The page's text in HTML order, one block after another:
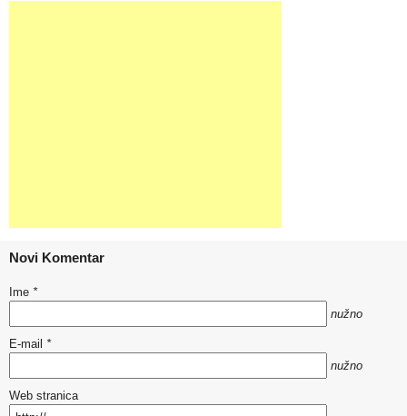
Novi Komentar
Ime *
nužno
E-mail *
nužno
Web stranica